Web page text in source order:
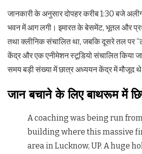
जानकारी के अनुसार दोपहर करीब 1:30 बजे
भवन में आग लगी। इमारत के बेसमेंट, भूतल और
तथा क्लीनिक संचालित था, जबकि दूसरे तल पर
केंद्र और एक एनीमेशन स्टूडियो संचालित किया
समय बड़ी संख्या में छात्र अध्ययन केंद्र में मौजूद
जान बचाने के लिए बाथरूम में
A coaching was being run
building where this massive
area in Lucknow, UP. A huge